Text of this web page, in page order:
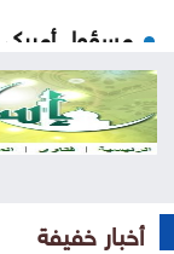
مسؤول
مضيق هرمز
تنفيذ حزمة
انطلاق
أخبار خفيفة